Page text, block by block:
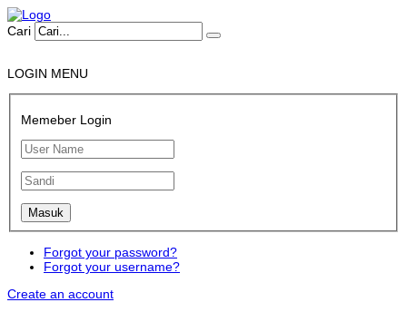
Cari
LOGIN MENU
Memeber Login
Forgot your password?
Forgot your username?
Create an account